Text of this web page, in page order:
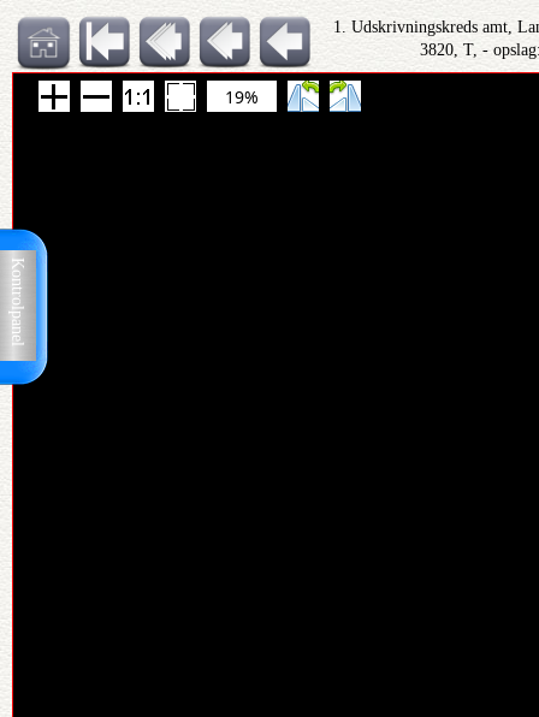
Kontrolpanel
1. Udskrivningskreds amt,
3820, T, -
19%